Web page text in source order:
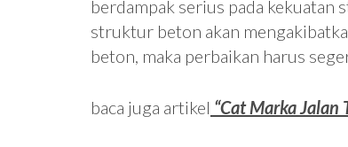
berdampak serius pada
struktur beton akan
beton, maka perbaikan harus
baca juga artikel “Cat Marka Jalan